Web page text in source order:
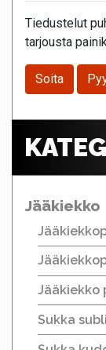
Tiedustelut
tarjousta
Soita
Jääkiekko
Jääkiekko
Sukka